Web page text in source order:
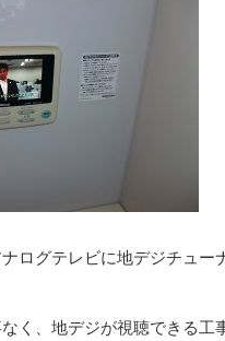
ログテレビに地デジチュー
く、地デジが視聴できる工